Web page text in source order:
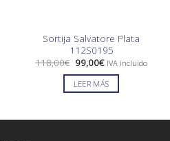
Sortija Salvatore Plata
112S0195
118,00€ El
precio
original
era:
99,00€El
actual
es:
IVA incluido
LEER MÁS